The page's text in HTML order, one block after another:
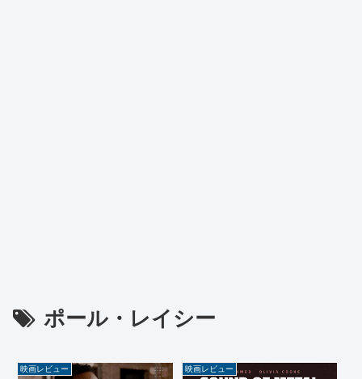
ポール・レイシー
映画レビュー 映画レビュー